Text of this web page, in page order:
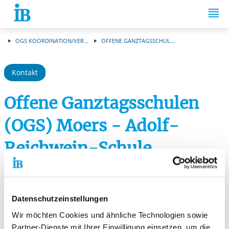
Datenschutzeinstellungen
Wir möchten Cookies und ähnliche Technologien sowie
Partner-Dienste mit Ihrer Einwilligung einsetzen, um die
Springe zum Inhalt
OGS KOORDINATION/VER... OFFENE GANZTAGSSCHUL...
Kontakt
Offene Ganztagsschulen
(OGS) Moers - Adolf-
Reichwein-Schule
Adolf-Reichwein-Schule
Freizeitpädagogische Arbeitsgemeinschaften
Gemeinsame Mittagsmahlzeit